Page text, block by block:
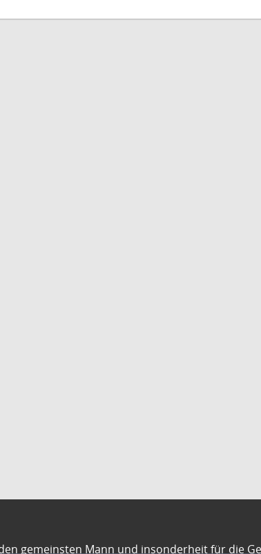
gemeinsten Mann und insonderheit für die